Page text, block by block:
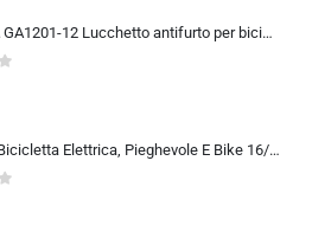
GRIFEMA GA1201-12 Lucchetto antifurto per bicicletta con chiave, lucchetto a catena per biciclette, moto, scooter, 120 cm, ne
HITWAY Bicicletta Elettrica, Pieghevole E Bike 16/20 Pollici, Motore 250W Velocità Massima 25km/h, Batteria Al Litio 36V 9…